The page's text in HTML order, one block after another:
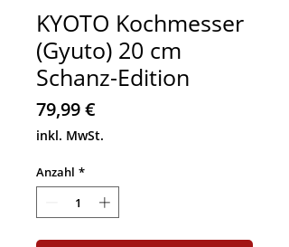
KYOTO Kochmesser
(Gyuto) 20 cm
Schanz-Edition
79,99 €
inkl. MwSt.
Anzahl *